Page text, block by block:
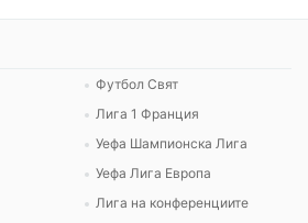
Футбол Свят
Лига 1 Франция
Уефа Шампионска Лига
Уефа Лига Европа
Лига на конференциите